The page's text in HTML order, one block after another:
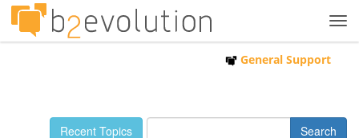
General Support
Recent Topics